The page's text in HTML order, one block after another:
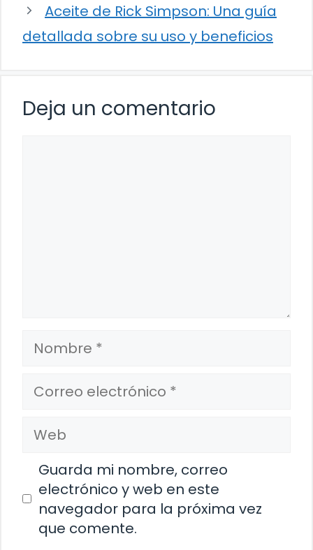
Aceite de Rick Simpson: Una guía
detallada sobre su uso y beneficios
Deja un comentario
Nombre
Correo
electrónico
Web
Guarda mi nombre, correo
electrónico y web en este
navegador para la próxima vez
que comente.